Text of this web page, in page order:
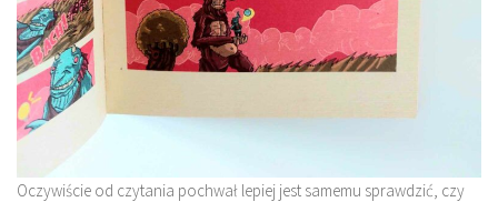
Oczywiście od czytania pochwał lepiej jest samemu sprawdzić, czy